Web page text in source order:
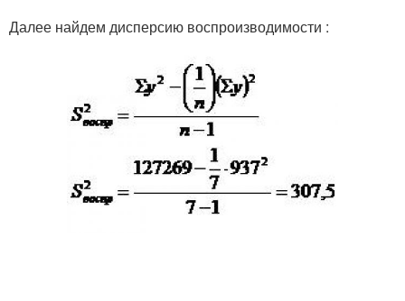
Далее найдем дисперсию воспроизводимости :